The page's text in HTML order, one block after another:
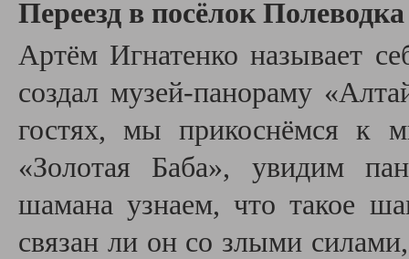
Переезд в посёлок
Артём Игнатенко называет
создал музей-панораму
гостях, мы прикоснёмся к
«Золотая Баба», увидим
шамана узнаем, что такое
связан ли он со злыми